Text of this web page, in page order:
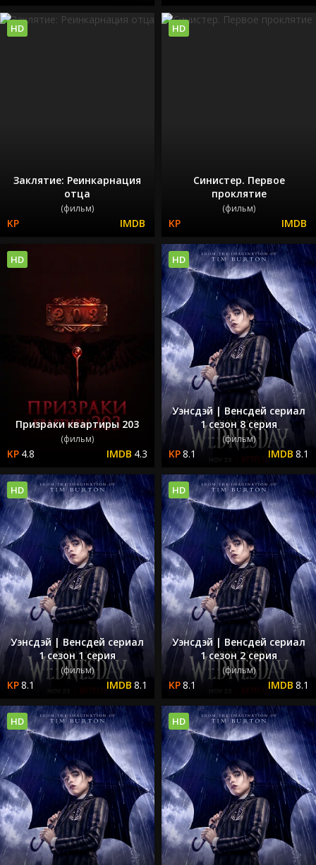
Заклятие: Реинкарнация
отца
(фильм)
HD
Синистер. Первое
проклятие
(фильм)
HD
Призраки квартиры 203
(фильм)
4.8 4.3
HD
Уэнсдэй | Венсдей сериал
1 сезон 8 серия
(фильм)
8.1 8.1
HD
Уэнсдэй | Венсдей сериал
1 сезон 1 серия
(фильм)
8.1 8.1
HD
Уэнсдэй | Венсдей сериал
1 сезон 2 серия
(фильм)
8.1 8.1
HD
HD HD